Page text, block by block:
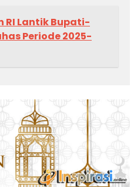
RI Lantik Bupati-
Periode 2025-